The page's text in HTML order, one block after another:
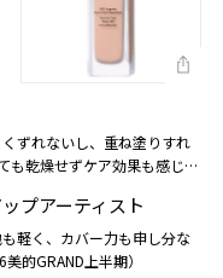
ずれないし、重ね塗りすれ
も乾燥せずケア効果も感じま
プアーティスト
軽く、カバー力も申し分な
的GRAND上半期）